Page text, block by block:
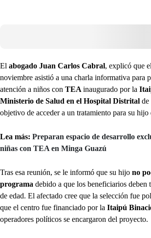
El abogado Juan Carlos Cabral, explicó que
noviembre asistió a una charla informativa para
atención a niños con TEA inaugurado por la
Ministerio de Salud en el Hospital Distrital de
objetivo de acceder a un tratamiento para su hijo
Lea más: Preparan espacio de desarrollo
niñas con TEA en Minga Guazú
Tras esa reunión, se le informó que su hijo no
programa debido a que los beneficiarios deben
de edad. El afectado cree que la selección fue
que el centro fue financiado por la Itaipú
operadores políticos se encargaron del proyecto.